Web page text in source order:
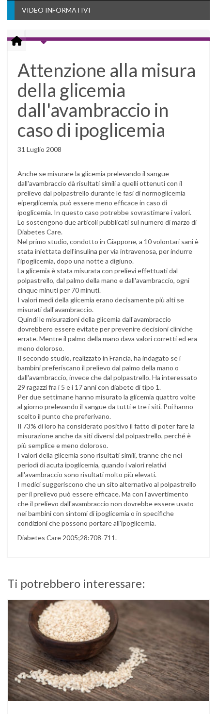
VIDEO INFORMATIVI
Attenzione alla misura
della glicemia
dall'avambraccio in
caso di ipoglicemia
31 Luglio 2008
Anche se misurare la glicemia prelevando il sangue
dall'avambraccio dà risultati simili a quelli ottenuti con il
prelievo dal polpastrello durante le fasi di normoglicemia
eiperglicemia, può essere meno efficace in caso di
ipoglicemia. In questo caso potrebbe sovrastimare i valori.
Lo sostengono due articoli pubblicati sul numero di marzo di
Diabetes Care.
Nel primo studio, condotto in Giappone, a 10 volontari sani è
stata iniettata dell'insulina per via intravenosa, per indurre
l'ipoglicemia, dopo una notte a digiuno.
La glicemia è stata misurata con prelievi effettuati dal
polpastrello, dal palmo della mano e dall'avambraccio, ogni
cinque minuti per 70 minuti.
I valori medi della glicemia erano decisamente più alti se
misurati dall'avambraccio.
Quindi le misurazioni della glicemia dall'avambraccio
dovrebbero essere evitate per prevenire decisioni cliniche
errate. Mentre il palmo della mano dava valori corretti ed era
meno doloroso.
Il secondo studio, realizzato in Francia, ha indagato se i
bambini preferiscano il prelievo dal palmo della mano o
dall'avambraccio, invece che dal polpastrello. Ha interessato
29 ragazzi fra i 5 e i 17 anni con diabete di tipo 1.
Per due settimane hanno misurato la glicemia quattro volte
al giorno prelevando il sangue da tutti e tre i siti. Poi hanno
scelto il punto che preferivano.
Il 73% di loro ha considerato positivo il fatto di poter fare la
misurazione anche da siti diversi dal polpastrello, perché è
più semplice e meno doloroso.
I valori della glicemia sono risultati simili, tranne che nei
periodi di acuta ipoglicemia, quando i valori relativi
all'avambraccio sono risultati molto più elevati.
I medici suggeriscono che un sito alternativo al polpastrello
per il prelievo può essere efficace. Ma con l'avvertimento
che il prelievo dall'avambraccio non dovrebbe essere usato
nei bambini con sintomi di ipoglicemia o in specifiche
condizioni che possono portare all'ipoglicemia.
Diabetes Care 2005;28:708-711.
Ti potrebbero interessare: